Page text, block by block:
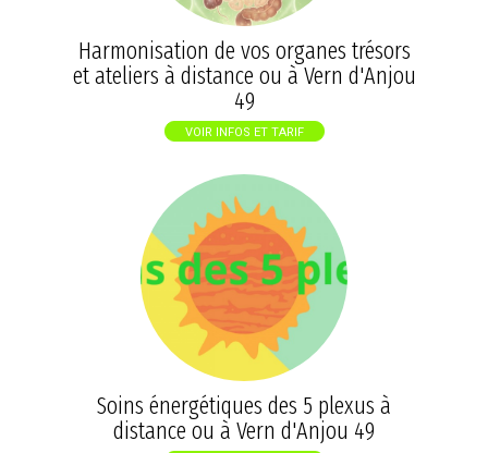
Harmonisation de vos organes trésors
et ateliers à distance ou à Vern d'Anjou
49
VOIR INFOS ET TARIF
Soins énergétiques des 5 plexus à
distance ou à Vern d'Anjou 49